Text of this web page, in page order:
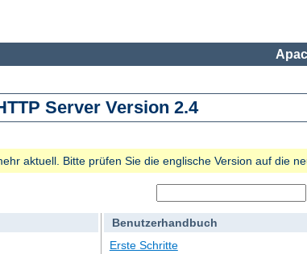
Server Version 2.4
aktuell. Bitte prüfen Sie die englische Version auf die
Benutzerhandbuch
Erste Schritte